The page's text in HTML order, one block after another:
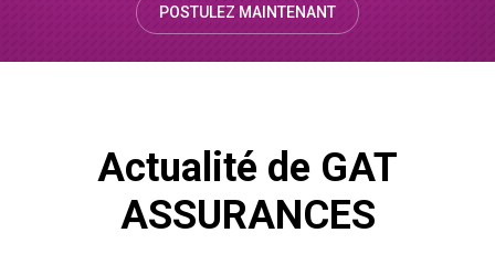
POSTULEZ MAINTENANT
Actualité de GAT
ASSURANCES